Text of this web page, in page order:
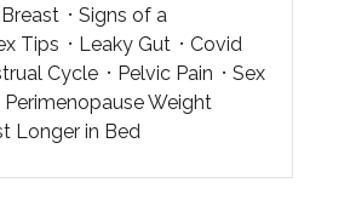
Signs of a
Tips Leaky Gut
Covid
Cycle
Pelvic Pain
Sex
Perimenopause Weight
Longer in Bed